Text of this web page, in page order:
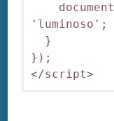
'luminoso';
}
});